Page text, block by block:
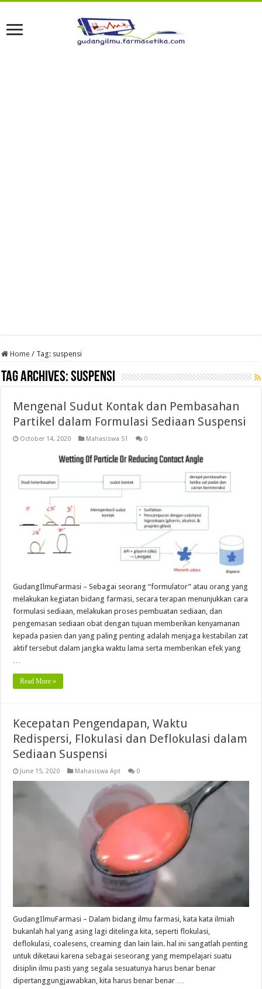
Home / Tag: suspensi
Tag Archives:suspensi
Mengenal Sudut Kontak dan Pembasahan
Partikel dalam Formulasi Sediaan Suspensi
October 14, 2020 Mahasiswa S1 0
GudangIlmuFarmasi – Sebagai seorang “formulator” atau orang yang
melakukan kegiatan bidang farmasi, secara terapan menunjukkan cara
formulasi sediaan, melakukan proses pembuatan sediaan, dan
pengemasan sediaan obat dengan tujuan memberikan kenyamanan
kepada pasien dan yang paling penting adalah menjaga kestabilan zat
aktif tersebut dalam jangka waktu lama serta memberikan efek yang
Read More »
Kecepatan Pengendapan, Waktu
Redispersi, Flokulasi dan Deflokulasi dalam
Sediaan Suspensi
June 15, 2020 Mahasiswa Apt 0
GudangIlmuFarmasi – Dalam bidang ilmu farmasi, kata kata ilmiah
bukanlah hal yang asing lagi ditelinga kita, seperti flokulasi,
deflokulasi, coalesens, creaming dan lain lain. hal ini sangatlah penting
untuk diketaui karena sebagai seseorang yang mempelajari suatu
disiplin ilmu pasti yang segala sesuatunya harus benar benar
dipertanggungjawabkan, kita harus benar benar …